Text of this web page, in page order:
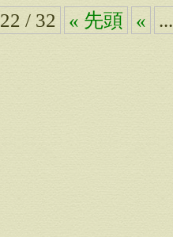
22 / 32 « 先頭 « ...